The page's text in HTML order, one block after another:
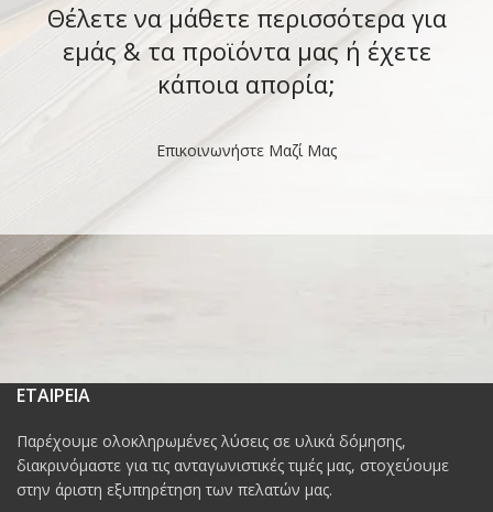
Θέλετε να μάθετε περισσότερα για
εμάς & τα προϊόντα μας ή έχετε
κάποια απορία;
Επικοινωνήστε Μαζί Μας
ΕΤΑΙΡΕΙΑ
Παρέχουμε ολοκληρωμένες λύσεις σε υλικά δόμησης,
διακρινόμαστε για τις ανταγωνιστικές τιμές μας, στοχεύουμε
στην άριστη εξυπηρέτηση των πελατών μας.